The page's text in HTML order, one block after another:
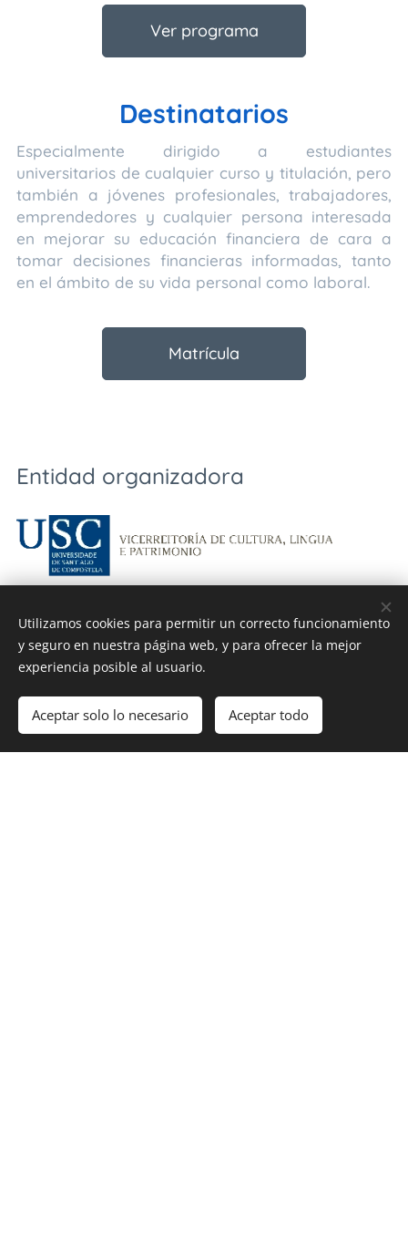
Ver programa
Destinatarios
Especialmente dirigido a estudiantes
universitarios de cualquier curso y titulación, pero
también a jóvenes profesionales, trabajadores,
emprendedores y cualquier persona interesada
en mejorar su educación financiera de cara a
tomar decisiones financieras informadas, tanto
en el ámbito de su vida personal como laboral.
Matrícula
Entidad organizadora
Colaboran:
¡Crea tu página web gratis! Comenzar
Utilizamos cookies para permitir un correcto funcionamiento
y seguro en nuestra página web, y para ofrecer la mejor
experiencia posible al usuario.
Aceptar solo lo necesario Aceptar todo